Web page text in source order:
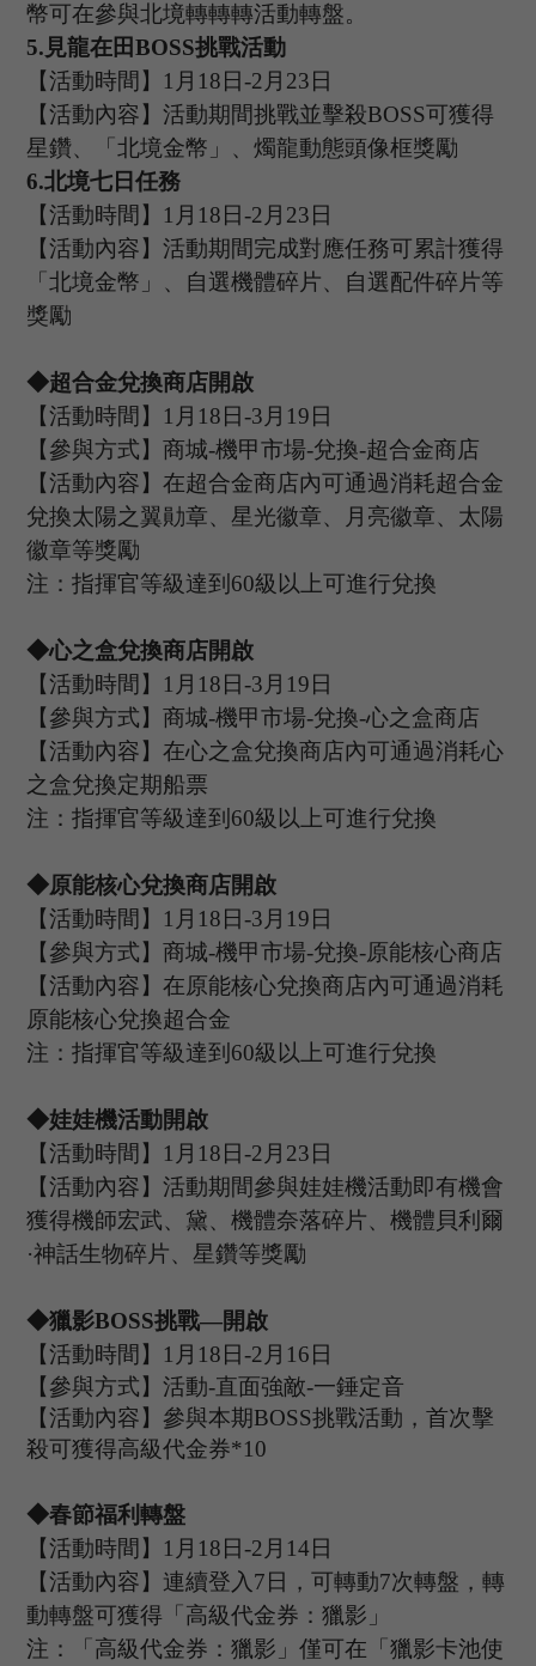
幣可在參與北境轉轉轉活動轉盤。
5. 見龍在田BOSS挑戰活動
【活動時間】 1 月 18 日-2月 23 日
【活動內容】活動期間挑戰並擊殺BOSS可獲得
星鑽、
「北境金幣 」 、燭龍動態頭像框獎勵
6.北境七日任務
【活動時間】 1 月 18 日-2月 23 日
【活動內容】活動期間完成對應任務可累計獲得
「北境金幣 」 、自選機體碎片、自選配件碎片等
獎勵
◆超合金兌換商店開啟
【活動時間】 1 月 18 日-3月 19 日
【參與方式】商城-機甲市場-兌換-超合金商店
【活動內容】在超合金商店內可通過消耗超合金
兌換太陽之翼勛章、星光徽章、月亮徽章、太陽
徽章等獎勵
注：指揮官等級達到 60級以上可進行兌換
◆心之盒兌換商店開啟
【活動時間】 1 月 18 日-3月 19 日
【參與方式】商城-機甲市場-兌換-心之盒商店
【活動內容】在心之盒兌換商店內可通過消耗心
之盒兌換定期船票
注：指揮官等級達到 60級以上可進行兌換
◆原能核心兌換商店開啟
【活動時間】 1 月 18 日-3月 19 日
【參與方式】商城-機甲市場-兌換-原能核心商店
【活動內容】在原能核心兌換商店內可通過消耗
原能核心兌換超合金
注：指揮官等級達到 60級以上可進行兌換
◆娃娃機活動開啟
【活動時間】 1 月 18 日-2月 23 日
【活動內容】活動期間參與娃娃機活動即有機會
獲得機師宏武、黛、機體奈落碎片、機體貝利爾
·神話生物碎片、星鑽等獎勵
◆獵影BOSS挑戰—開啟
【活動時間】 1 月 18 日-2月 16 日
【參與方式】活動-直面強敵-一錘定音
【活動內容】參與本期BOSS挑戰活動，首次擊
殺可獲得高級代金券*10
◆春節福利轉盤
【活動時間】 1 月 18 日-2月 14 日
【活動內容】連續登入7 日，可轉動7次轉盤 ，轉
動轉盤可獲得「高級代金券：獵影」
注：「高級代金券：獵影」僅可在「獵影卡池使